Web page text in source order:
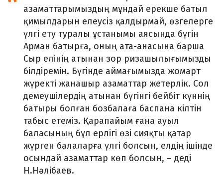
азаматтарымыздың мұндай ерекше батыл
қимылдарын елеусіз қалдырмай, өзгелерге
үлгі ету туралы ұстанымы аясында бүгін
Арман батырға, оның ата-анасына барша
Сыр елінің атынан зор ризашылығымызды
білдіремін. Бүгінде аймағымызда жомарт
жүректі жанашыр азаматтар жетерлік. Сол
демеушілердің атынан бүгінгі бейбіт күннің
батыры болған бозбалаға баспана кілтін
табыс етеміз. Қарапайым ғана ауыл
баласының бұл ерлігі өзі сияқты қатар
жүрген балаларға үлгі болсын, елдің ішінде
осындай азаматтар көп болсын, – деді
Н.Нәлібаев.